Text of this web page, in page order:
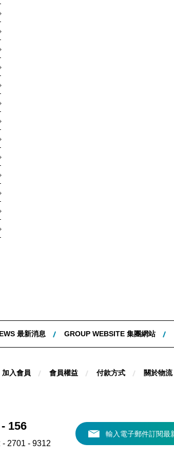
最新消息 GROUP WEBSITE 集團網站
加入會員 會員權益 付款方式 關於物流
156
- 2701 - 9312